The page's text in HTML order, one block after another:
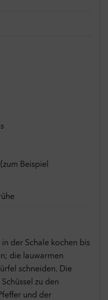
Beispiel
der Schale kochen bis
die lauwarmen
schneiden. Die
zu den
und der